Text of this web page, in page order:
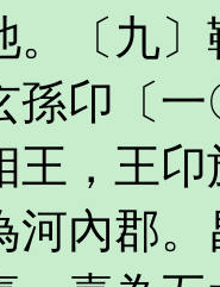
。〔九
孫卬〔
王，王
河內郡